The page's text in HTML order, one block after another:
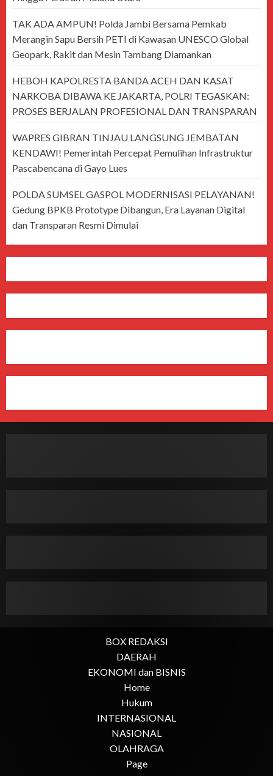
TAK ADA AMPUN! Polda Jambi Bersama Pemkab
Merangin Sapu Bersih PETI di Kawasan UNESCO Global
Geopark, Rakit dan Mesin Tambang Diamankan
HEBOH KAPOLRESTA BANDA ACEH DAN KASAT
NARKOBA DIBAWA KE JAKARTA, POLRI TEGASKAN:
PROSES BERJALAN PROFESIONAL DAN TRANSPARAN
WAPRES GIBRAN TINJAU LANGSUNG JEMBATAN
KENDAWI! Pemerintah Percepat Pemulihan Infrastruktur
Pascabencana di Gayo Lues
POLDA SUMSEL GASPOL MODERNISASI PELAYANAN!
Gedung BPKB Prototype Dibangun, Era Layanan Digital
dan Transparan Resmi Dimulai
BOX REDAKSI
DAERAH
EKONOMI dan BISNIS
Home
Hukum
INTERNASIONAL
NASIONAL
OLAHRAGA
Page